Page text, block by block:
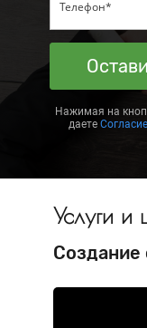
Нажимая на
даете Согласие
Услуги и
Создание